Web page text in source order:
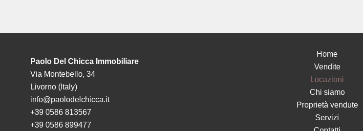
Paolo Del Chicca Immobiliare
Via Montebello, 34
Livorno (Italy)
info@paolodelchicca.it
+39 0586 813567
+39 0586 899477
Home
Vendite
Locazioni
Chi siamo
Proprietà vendute
Servizi